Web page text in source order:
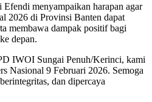
menyampaikan harapan agar
2026 di Provinsi Banten dapat
membawa dampak positif bagi
depan.
IWOI Sungai Penuh/Kerinci, kami
Nasional 9 Februari 2026. Semoga
dan dipercaya